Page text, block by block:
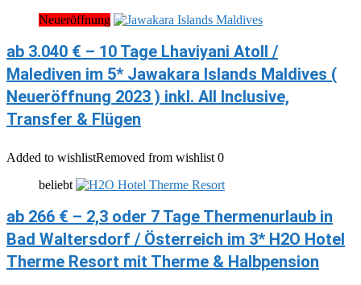
Neueröffnung
ab 3.040 € – 10 Tage Lhaviyani Atoll /
Malediven im 5* Jawakara Islands Maldives (
Neueröffnung 2023 ) inkl. All Inclusive,
Transfer & Flügen
Added to wishlistRemoved from wishlist 0
beliebt
ab 266 € – 2,3 oder 7 Tage Thermenurlaub in
Bad Waltersdorf / Österreich im 3* H2O Hotel
Therme Resort mit Therme & Halbpension